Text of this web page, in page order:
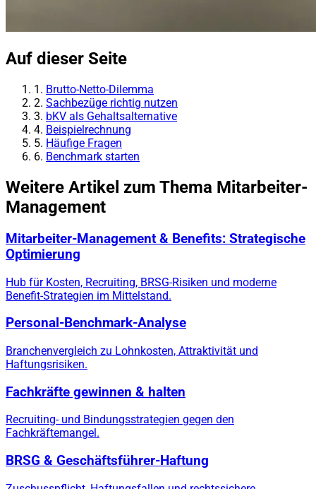
Auf dieser Seite
1. Brutto-Netto-Dilemma
2. Sachbezüge richtig nutzen
3. bKV als Gehaltsalternative
4. Beispielrechnung
5. Häufige Fragen
6. Benchmark starten
Weitere Artikel zum Thema Mitarbeiter-
Management
Mitarbeiter-Management & Benefits: Strategische
Optimierung
Hub für Kosten, Recruiting, BRSG-Risiken und moderne
Benefit-Strategien im Mittelstand.
Personal-Benchmark-Analyse
Branchenvergleich zu Lohnkosten, Attraktivität und
Haftungsrisiken.
Fachkräfte gewinnen & halten
Recruiting- und Bindungsstrategien gegen den
Fachkräftemangel.
BRSG & Geschäftsführer-Haftung